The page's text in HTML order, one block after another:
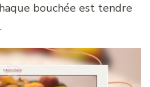
bouchée est tendre